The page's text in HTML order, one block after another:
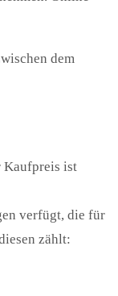
dem
Kaufpreis ist
verfügt, die für
zählt: